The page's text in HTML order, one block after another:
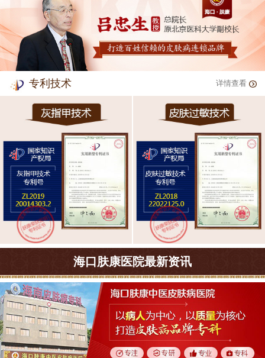
专利技术 详情查看
海口肤康医院最新资讯